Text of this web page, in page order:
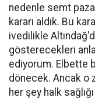
nedenle semt
kararı aldık. Bu
ivedilikle
gösterecekleri
ediyorum. Elbette
dönecek. Ancak o
her şey halk